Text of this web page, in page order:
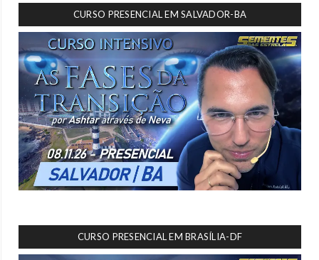
CURSO PRESENCIAL EM SALVADOR-BA
CURSO PRESENCIAL EM BRASÍLIA-DF